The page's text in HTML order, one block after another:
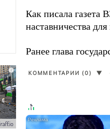
Как писала
наставничества
Ранее глава
КОММЕНТАРИИ (0) ▼